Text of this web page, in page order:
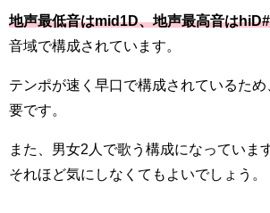
地声最低音はmid1D、地声最高音はhiD#
音域で構成されています。
テンポが速く早口で構成されているた
要です。
また、男女2人で歌う構成になっていま
それほど気にしなくてもよいでしょう。